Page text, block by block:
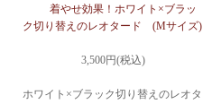
着やせ効果！ホワイト×ブラッ
ク切り替えのレオタード (Mサイズ)
3,500円(税込)
ホワイト×ブラック切り替えのレオタ